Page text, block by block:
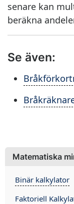
senare kan
beräkna
Se även:
Matematiska
Binär kalkylator
Faktoriell